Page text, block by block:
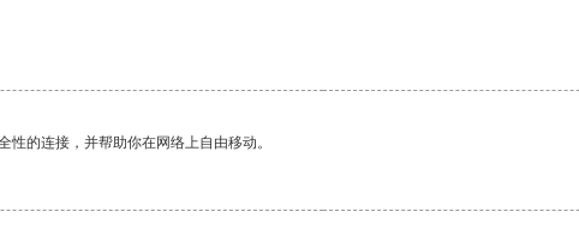
的连接，并帮助你在网络上自由移动。